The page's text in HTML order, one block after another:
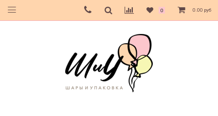
0 0.00 руб